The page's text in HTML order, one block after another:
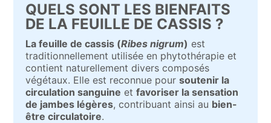
QUELS SONT LES BIENFAITS
DE LA FEUILLE DE CASSIS ?
La feuille de cassis (Ribes nigrum) est
traditionnellement utilisée en phytothérapie et
contient naturellement divers composés
végétaux. Elle est reconnue poursoutenir la
circulation sanguine etfavoriser la sensation
de jambes légères, contribuant ainsi au bien-
être circulatoire.